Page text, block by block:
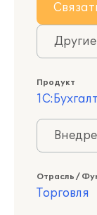
Продукт
Отрасль /
Торговля